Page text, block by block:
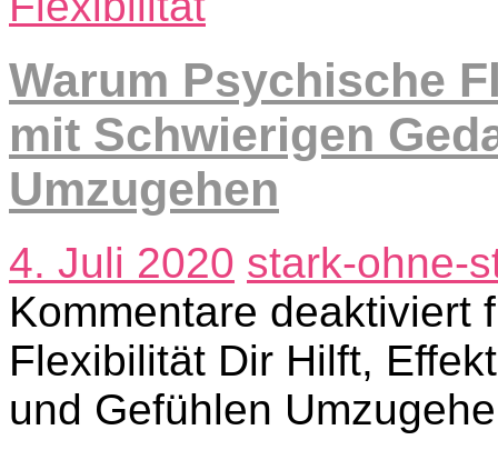
Warum Psychische
mit Schwierigen
Umzugehen
4. Juli 2020 stark-ohne-
Kommentare deaktiviert
Flexibilität Dir Hilft,
und Gefühlen